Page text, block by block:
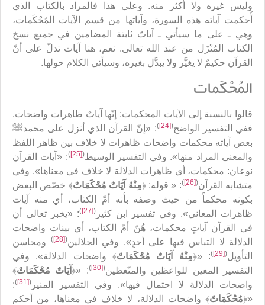
وليس غيره ولا أكثر منه. وعلى هذا فالمراد بالكتاب الذي
أُحكمت آياته هذه السورة، وآياتها من قسم الآيات المُحْكَمات،
وهي ـ على ما سيأتي ـ آياتٌ ثابتة المضامين في جميع نسخ
الكتاب المُنْزَل من عند الله تعالى. نعم، هنا آيات تدلّ على أنّ
القرآن حكيمٌ لا يغيَّر ولا يبدَّل بغيره، وسيأتي الكلام حولها.
المُحْكَمات
قالوا بالنسبة إلى الآيات المحكمات: إنّها آياتٌ ظاهرات واضحات.
ففي التفسير الواضح(
[24]
): «إنّ القرآن الذي أنزل على محمدﷺ
بعض آياته محكمات واضحات ظاهرات لا خلاف بين ظاهر اللفظ
والمعنى المراد منها». وفي التفسير الوسيط(
[25]
): «آيات القرآن
نوعان: محكمات، أي ظاهرات الدلالة لا خلاف في معناها». وفي
متشابه القرآن(
[26]
): « قوله: ﴿مِنْهُ آيَاتٌ مُحْكَمَاتٌ‏﴾ خصّص البعض
بكونه محكماً من حيث وصفه بأنه أمّ الكتاب، أي منه آيات
ظاهرات المعاني». وفي تفسير ابن كثير(
[27]
): «يخبر تعالى أن
في القرآن آياتٍ محكمات، هُنّ أمّ الكتاب، أي بينات واضحات
الدلالة لا التباس فيها على أحدٍ». وفي الجلالين(
[28]
)
ومحاسن
التأويل(
[29]
): «﴿مِنْهُ آيَاتٌ مُحْكَمَاتٌ‏﴾ واضحات الدلالة». وفي
التفسير المعين للواعظين والمتّعظين(
[30]
): «﴿آيَاتٌ مُحْكَمَاتٌ‏﴾
واضحات الدلالة لا احتمال فيها». وفي التفسير المنير (
[31]
)
:
«﴿مُحْكَمَاتٌ‏﴾ واضحات الدلالة، لا خلاف في معناها، من أحكم